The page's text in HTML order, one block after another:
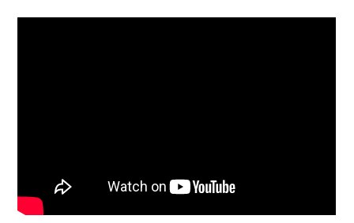
Mapa de personas buscadoras según solicitudes de